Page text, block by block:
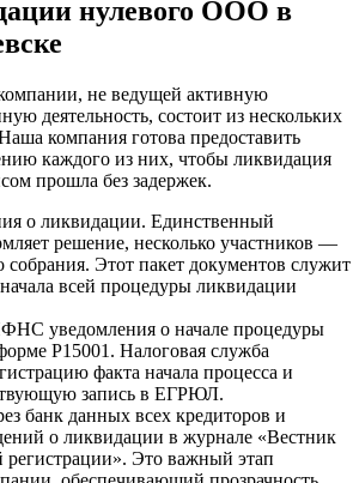
нулевого ООО в
не ведущей активную
деятельность, состоит из нескольких
компания готова предоставить
каждого из них, чтобы ликвидация
прошла без задержек.
о ликвидации. Единственный
решение, несколько участников —
собрания. Этот пакет документов служит
всей процедуры ликвидации
уведомления о начале процедуры
Р15001. Налоговая служба
факта начала процесса и
запись в ЕГРЮЛ.
банк данных всех кредиторов и
о ликвидации в журнале «Вестник
регистрации». Это важный этап